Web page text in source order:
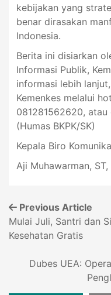
kebijakan yang
benar dirasakan
Indonesia.
Berita ini disiarkan
Informasi Publik,
informasi lebih
Kemenkes melalui
081281562620, atau
(Humas BKPK/SK)
Kepala Biro
Aji Muhawarman, ST,
Previous Article
Mulai Juli, Santri dan
Kesehatan Gratis
Dubes UEA: